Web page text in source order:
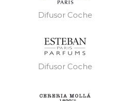
Difusor Coche
Difusor Coche